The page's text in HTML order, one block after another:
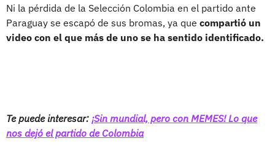
Ni la pérdida de la Selección Colombia en el partido ante
Paraguay se escapó de sus bromas, ya que compartió un
video con el que más de uno se ha sentido identificado.
Te puede interesar: ¡Sin mundial, pero con MEMES! Lo que
nos dejó el partido de Colombia